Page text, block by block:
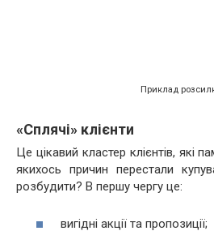
Приклад
«Сплячі» клієнти
Це цікавий кластер клієнтів, які
якихось причин перестали
розбудити? В першу чергу це:
вигідні акції та пропозиції;